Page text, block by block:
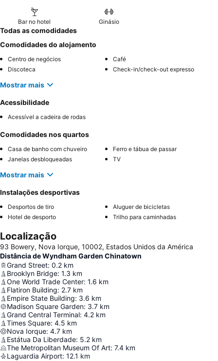
Bar no hotel Ginásio
Todas as comodidades
Comodidades do alojamento
Centro de negócios
Café
Discoteca
Check-in/check-out expresso
Mostrar mais
Acessibilidade
Acessível a cadeira de rodas
Comodidades nos quartos
Casa de banho com chuveiro
Ferro e tábua de passar
Janelas desbloqueadas
TV
Mostrar mais
Instalações desportivas
Desportos de tiro
Aluguer de bicicletas
Hotel de desporto
Trilho para caminhadas
Localização
93 Bowery, Nova Iorque, 10002, Estados Unidos da América
Distância de Wyndham Garden Chinatown
Grand Street: 0.2 km
Brooklyn Bridge: 1.3 km
One World Trade Center: 1.6 km
Flatiron Building: 2.7 km
Empire State Building: 3.6 km
Madison Square Garden: 3.7 km
Grand Central Terminal: 4.2 km
Times Square: 4.5 km
Nova Iorque: 4.7 km
Estátua Da Liberdade: 5.2 km
The Metropolitan Museum Of Art: 7.4 km
Laguardia Airport: 12.1 km